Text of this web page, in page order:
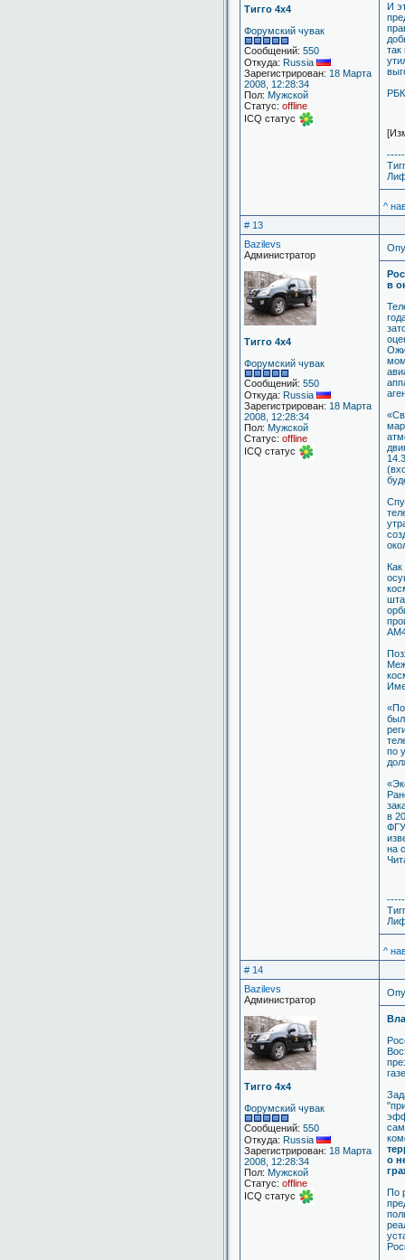
Тигго 4х4
Форумский чувак
Сообщений: 550
Откуда: Russia
Зарегистрирован: 18 Марта
2008, 12:28:34
Пол: Мужской
Статус: offline
ICQ статус
И
так
РБК
^
# 13
Bazilevs
Администратор
Тигго 4х4
Форумский чувак
Сообщений: 550
Откуда: Russia
Зарегистрирован: 18 Марта
2008, 12:28:34
Пол: Мужской
Статус: offline
ICQ статус
в
Как
был
по
в
на
^
# 14
Bazilevs
Администратор
Тигго 4х4
Форумский чувак
Сообщений: 550
Откуда: Russia
Зарегистрирован: 18 Марта
2008, 12:28:34
Пол: Мужской
Статус: offline
ICQ статус
о
По